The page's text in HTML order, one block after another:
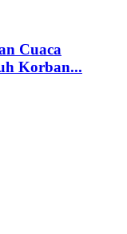
Cuaca
Korban...